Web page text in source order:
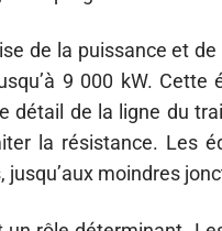
de la puissance et
9 000 kW. Cette
détail de la ligne du
la résistance. Les
jusqu’aux moindres